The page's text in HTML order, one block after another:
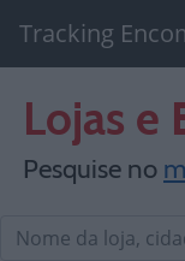
Tracking
Lojas e
Pesquise no